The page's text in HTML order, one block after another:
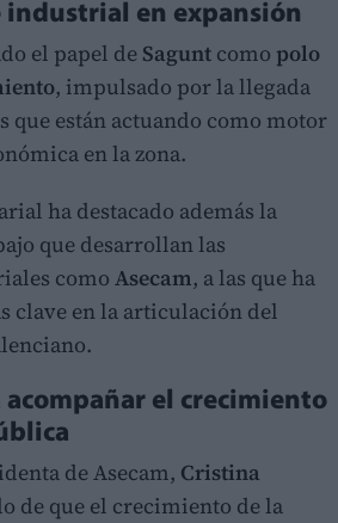
industrial en expansión
el papel de Sagunt como polo
, impulsado por la llegada
que están actuando como motor
en la zona.
ha destacado además la
que desarrollan las
como Asecam, a las que ha
clave en la articulación del
acompañar el crecimiento
de Asecam, Cristina
de que el crecimiento de la